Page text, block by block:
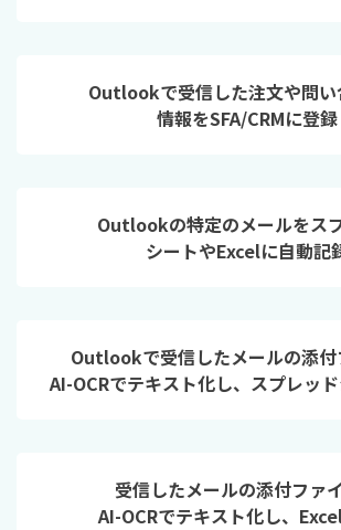
Outlookで受信した注文や問い
情報をSFA/CRMに登録
Outlookの特定のメールをス
シートやExcelに自動記
Outlookで受信したメールの添付
AI-OCRでテキスト化し、スプレッ
受信したメールの添付ファ
AI-OCRでテキスト化し、